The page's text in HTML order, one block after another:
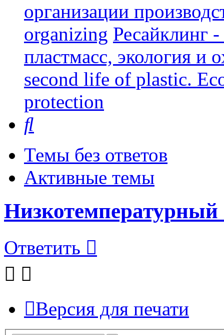
организации
organizing Ресайклинг
пластмасс, экология и
second life of plastic.
protection
Темы без ответов
Активные темы
Низкотемпературный
Ответить
Версия для печати